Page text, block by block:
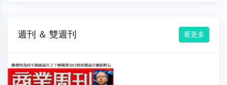
週刊 ＆ 雙週刊 看更多